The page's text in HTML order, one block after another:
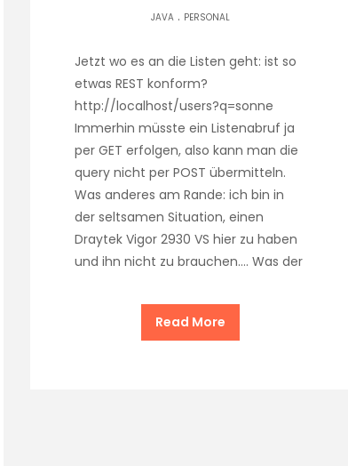
JAVA. PERSONAL
Jetzt wo es an die Listen geht: ist so
etwas REST konform?
http://localhost/users?q=sonne
Immerhin müsste ein Listenabruf ja
per GET erfolgen, also kann man die
query nicht per POST übermitteln.
Was anderes am Rande: ich bin in
der seltsamen Situation, einen
Draytek Vigor 2930 VS hier zu haben
und ihn nicht zu brauchen…. Was der
Read More